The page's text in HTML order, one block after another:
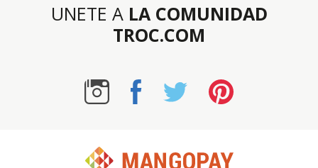
UNETE A LA COMUNIDAD
TROC.COM